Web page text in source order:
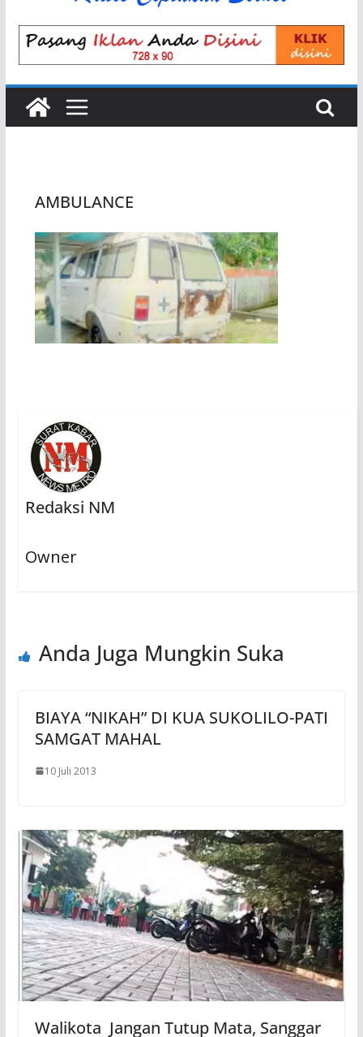
AMBULANCE
Redaksi NM
Owner
Anda Juga Mungkin Suka
BIAYA “NIKAH” DI KUA SUKOLILO-PATI
SAMGAT MAHAL
10 Juli 2013
Walikota Jangan Tutup Mata, Sanggar